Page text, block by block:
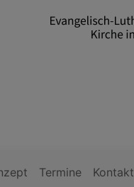
Termine Kontakt